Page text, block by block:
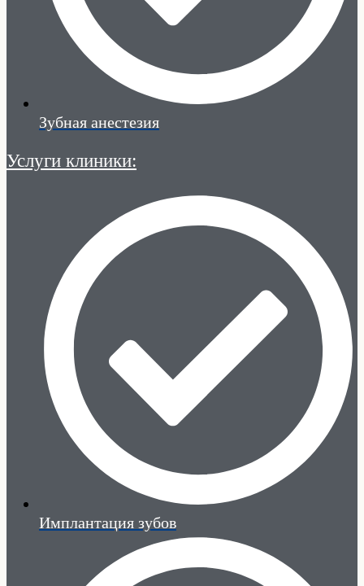
Зубная анестезия
Услуги клиники:
Имплантация зубов